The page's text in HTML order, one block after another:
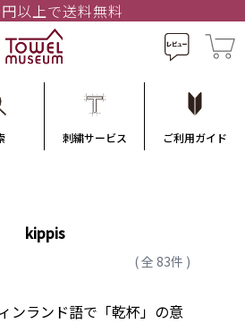
以上で送料無料
刺繍サービス ご利用ガイド
kippis
( 全 83件 )
ンランド語で「乾杯」の意